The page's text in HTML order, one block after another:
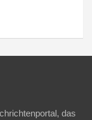
das